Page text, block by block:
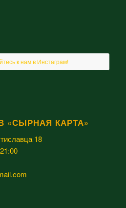
к нам в Инстаграм!
«СЫРНАЯ КАРТА»
18